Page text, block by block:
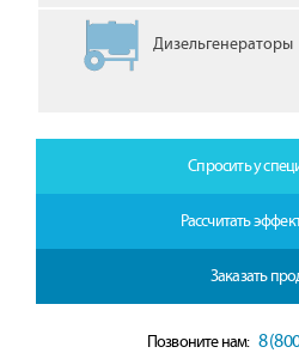
Дизельгенераторы
Спросить у
Рассчитать
Заказать
Позвоните нам: 8